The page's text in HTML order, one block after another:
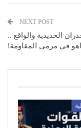
NEXT POST
الحديدية والواقع ..
في مرمى المقاومة!